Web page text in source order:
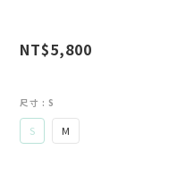
NT$5,800
尺寸 : S
S M